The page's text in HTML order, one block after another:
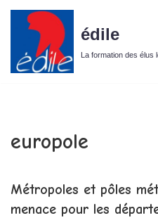
contenu
édile
La formation des élus
europole
Métropoles et pôles
menace pour les